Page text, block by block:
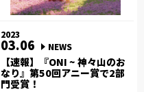
2023
03.06 NEWS
【速報】『ONI ~ 神々山のお
なり』第50回アニー賞で2部
門受賞！